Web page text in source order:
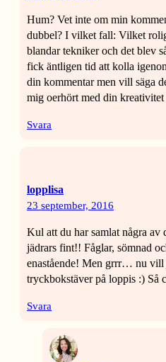
Hum? Vet inte om min
dubbel? I vilket fall: Vilket
blandar tekniker och det blev
fick äntligen tid att kolla
din kommentar men vill säga
mig oerhört med din kreativitet
Svara
lopplisa
23 september, 2016
Kul att du har samlat några av
jädrars fint!! Fåglar, sömnad
enastående! Men grrr… nu vill
tryckbokstäver på loppis :) Så
Svara